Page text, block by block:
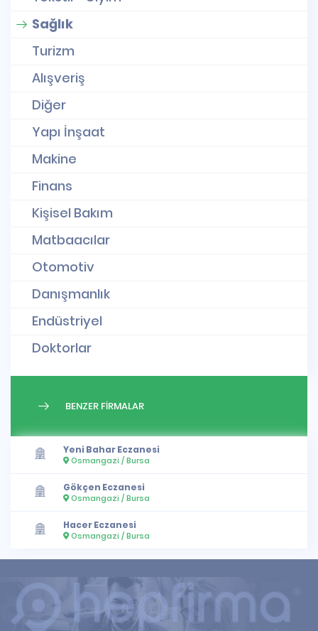
Sağlık
Turizm
Alışveriş
Diğer
Yapı İnşaat
Makine
Finans
Kişisel Bakım
Matbaacılar
Otomotiv
Danışmanlık
Endüstriyel
Doktorlar
BENZER FİRMALAR
Yeni Bahar Eczanesi
Osmangazi / Bursa
Gökçen Eczanesi
Osmangazi / Bursa
Hacer Eczanesi
Osmangazi / Bursa